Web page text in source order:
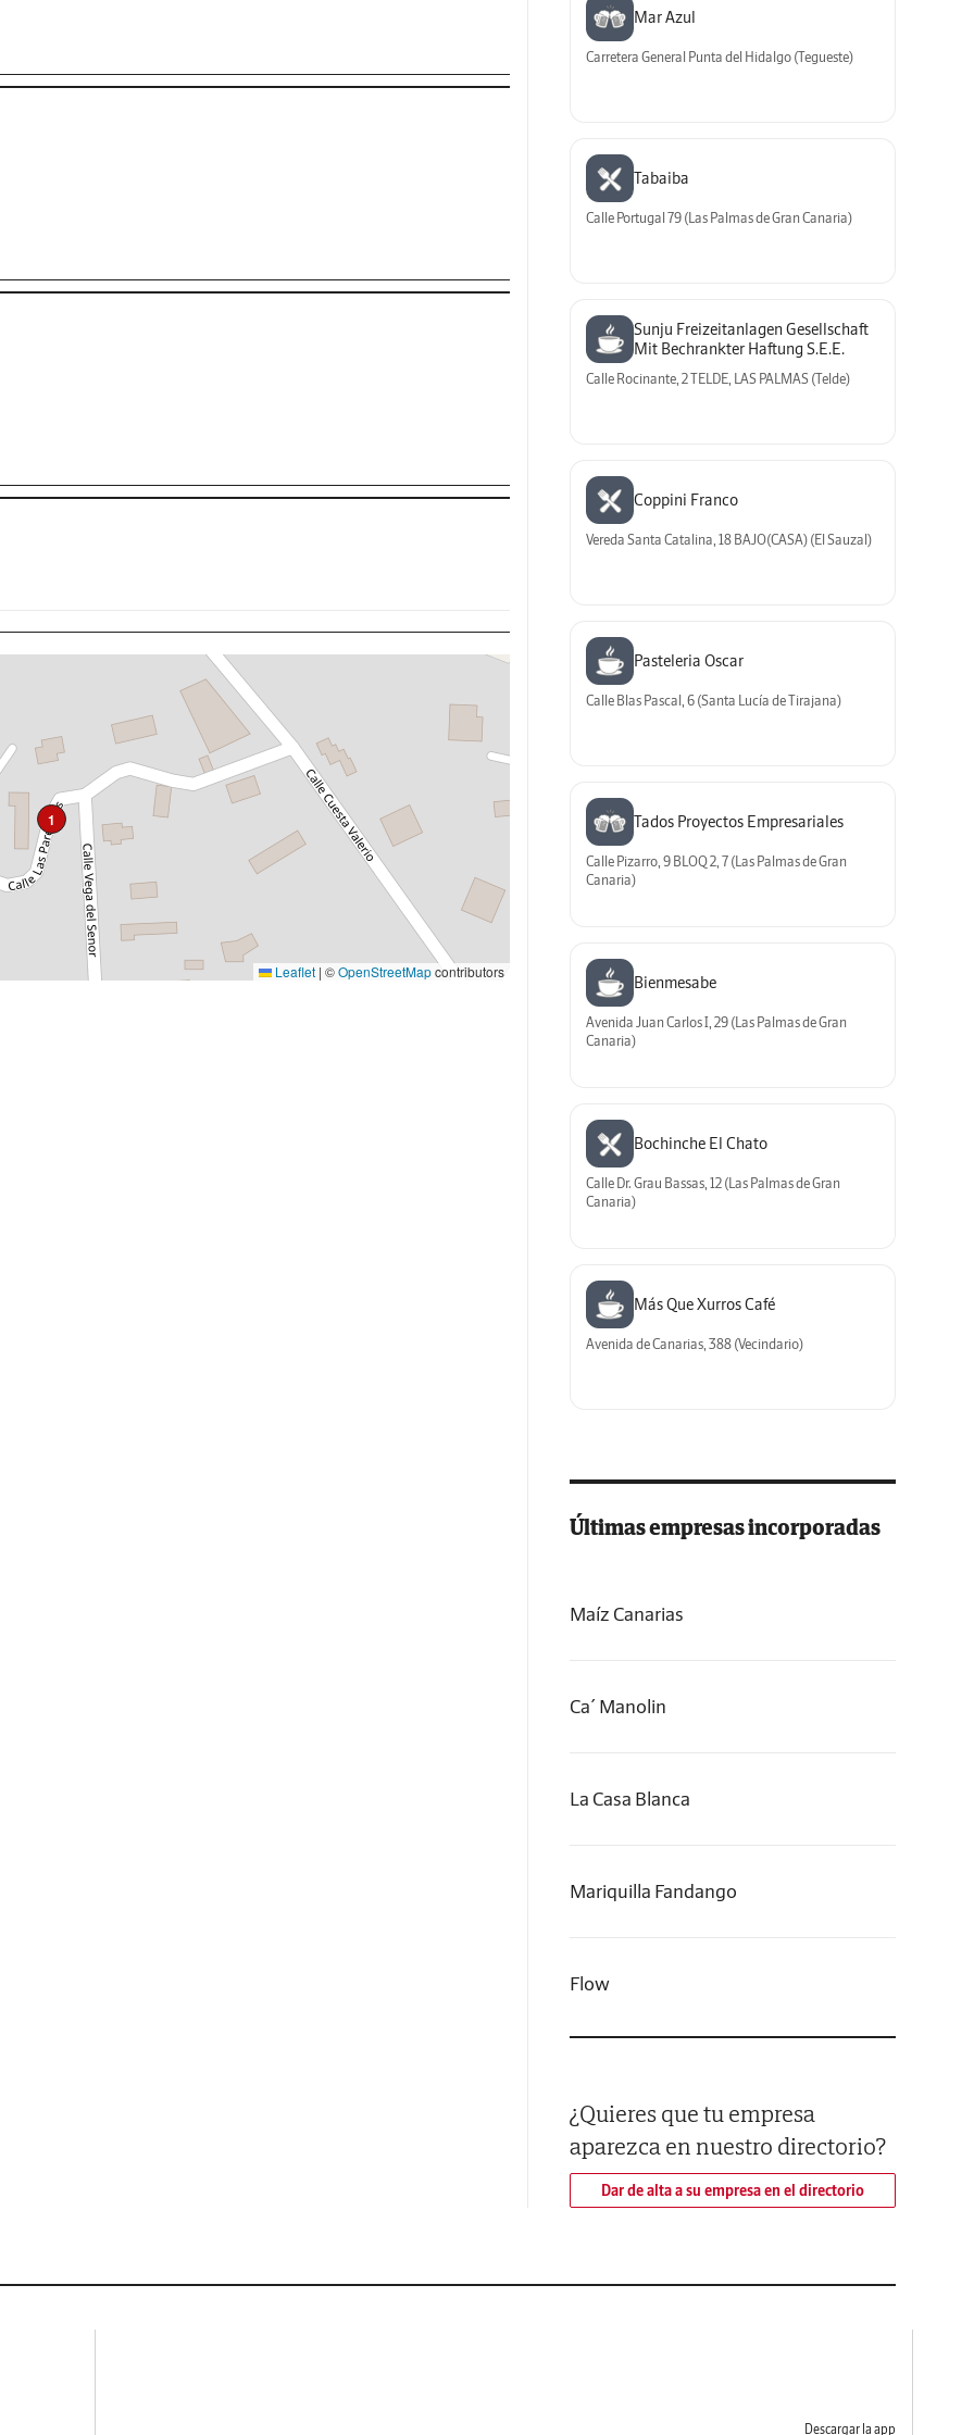
1
Leaflet | ©OpenStreetMapcontributors
Mar Azul
Carretera General Punta del Hidalgo (Tegueste)
Tabaiba
Calle Portugal 79 (Las Palmas de Gran Canaria)
Sunju Freizeitanlagen Gesellschaft
Mit Bechrankter Haftung S.E.E.
Calle Rocinante, 2 TELDE, LAS PALMAS (Telde)
Coppini Franco
Vereda Santa Catalina, 18 BAJO(CASA) (El Sauzal)
Pasteleria Oscar
Calle Blas Pascal, 6 (Santa Lucía de Tirajana)
Tados Proyectos Empresariales
Calle Pizarro, 9 BLOQ 2, 7 (Las Palmas de Gran
Canaria)
Bienmesabe
Avenida Juan Carlos I, 29 (Las Palmas de Gran
Canaria)
Bochinche El Chato
Calle Dr. Grau Bassas, 12 (Las Palmas de Gran
Canaria)
Más Que Xurros Café
Avenida de Canarias, 388 (Vecindario)
Últimas empresas incorporadas
Maíz Canarias
Ca´ Manolin
La Casa Blanca
Mariquilla Fandango
Flow
¿Quieres que tu empresa
aparezca en nuestro directorio?
Dar de alta a su empresa en el directorio
Descargar la app